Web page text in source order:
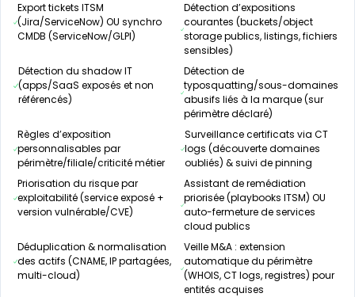
Export tickets ITSM
(Jira/ServiceNow) OU synchro
CMDB (ServiceNow/GLPI)
Détection d’expositions
courantes (buckets/object
storage publics, listings, fichiers
sensibles)
Détection du shadow IT
(apps/SaaS exposés et non
référencés)
Détection de
typosquatting/sous-domaines
abusifs liés à la marque (sur
périmètre déclaré)
Règles d’exposition
personnalisables par
périmètre/filiale/criticité métier
Surveillance certificats via CT
logs (découverte domaines
oubliés) & suivi de pinning
Priorisation du risque par
exploitabilité (service exposé +
version vulnérable/CVE)
Assistant de remédiation
priorisée (playbooks ITSM) OU
auto-fermeture de services
cloud publics
Déduplication & normalisation
des actifs (CNAME, IP partagées,
multi-cloud)
Veille M&A : extension
automatique du périmètre
(WHOIS, CT logs, registres) pour
entités acquises